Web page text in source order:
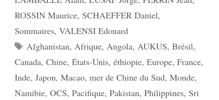
ROSSIN Maurice, SCHAEFFER Daniel,
Sommaires, VALENSI Edouard
Étiquettes
Afghanistan, Afrique, Angola, AUKUS, Brésil,
Canada, Chine, États-Unis, éthiopie, Europe, France,
Inde, Japon, Macao, mer de Chine du Sud, Monde,
Namibie, OCS, Pacifique, Pakistan, Philippines, Sri